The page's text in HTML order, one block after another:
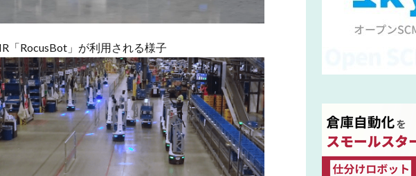
「RocusBot」が利用される様子